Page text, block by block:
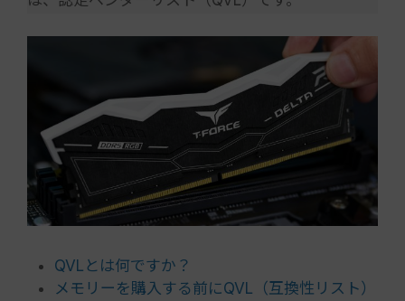
QVLとは何ですか？
メモリーを購入する前にQVL（互換性リスト）